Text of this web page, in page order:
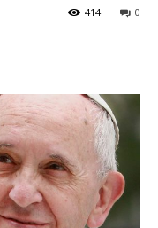
0
414